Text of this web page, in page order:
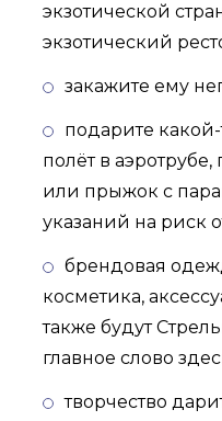
экзотической
экзотический
закажите ему
подарите
полёт в
или прыжок с
указаний на риск
брендовая
косметика,
также будут
главное слово
творчество